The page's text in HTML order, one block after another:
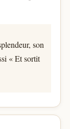
son
« Et sortit